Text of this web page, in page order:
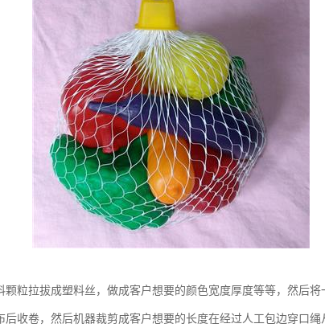
颗粒拉拔成塑料丝，做成客户想要的颜色宽度厚度等等，然后
收卷，然后机器裁剪成客户想要的长度在经过人工包边穿口